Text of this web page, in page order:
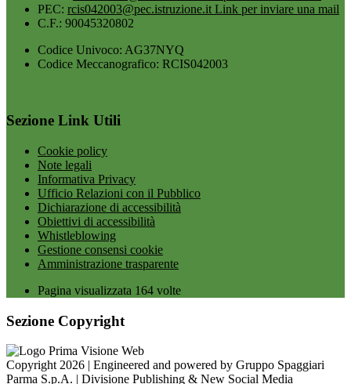
PEC: rcis042003@pec.istruzione.it Link per inviare una mail
C.F.: 90045320802
Codice Univoco: AG37NYQ
Codice Meccanografico: RCIS042003
Sezione Link Utili
Cookie policy
Note legali
Informativa Privacy
Ufficio Relazioni con il Pubblico
Dichiarazione di accessibilità
Obiettivi di accessibilità
Whistleblowing
Gestione consensi cookie
Amministrazione trasparente
Pagina visualizzata 164 volte
Sezione Copyright
Copyright 2026 | Engineered and powered by Gruppo Spaggiari
Parma S.p.A. | Divisione Publishing & New Social Media